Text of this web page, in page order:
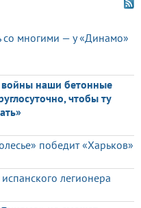
со многими — у «Динамо»
наши бетонные
чтобы ту
победит «Харьков»
легионера